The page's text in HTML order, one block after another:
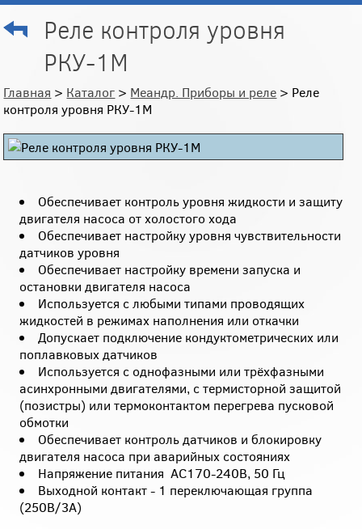
Реле контроля уровня
РКУ-1М
Главная > Каталог > Меандр. Приборы и реле > Реле
контроля уровня РКУ-1М
Обеспечивает контроль уровня жидкости и защиту
двигателя насоса от холостого хода
Обеспечивает настройку уровня чувствительности
датчиков уровня
Обеспечивает настройку времени запуска и
остановки двигателя насоса
Используется с любыми типами проводящих
жидкостей в режимах наполнения или откачки
Допускает подключение кондуктометрических или
поплавковых датчиков
Используется с однофазными или трёхфазными
асинхронными двигателями, с термисторной защитой
(позистры) или термоконтактом перегрева пусковой
обмотки
Обеспечивает контроль датчиков и блокировку
двигателя насоса при аварийных состояниях
Напряжение питания АС170-240В, 50 Гц
Выходной контакт - 1 переключающая группа
(250В/3А)